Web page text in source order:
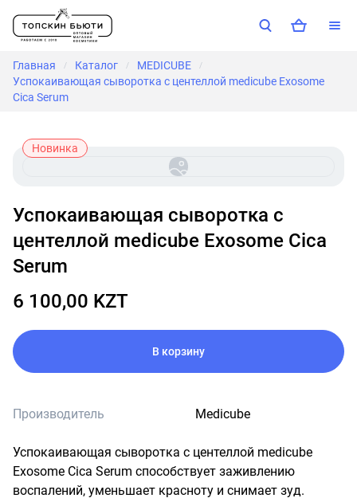
Главная / Каталог / MEDICUBE /
Успокаивающая сыворотка с центеллой medicube Exosome
Cica Serum
Новинка
Успокаивающая сыворотка с
центеллой medicube Exosome Cica
Serum
6 100,00 KZT
В корзину
Производитель Medicube
Успокаивающая сыворотка с центеллой medicube
Exosome Cica Serum способствует заживлению
воспалений, уменьшает красноту и снимает зуд.